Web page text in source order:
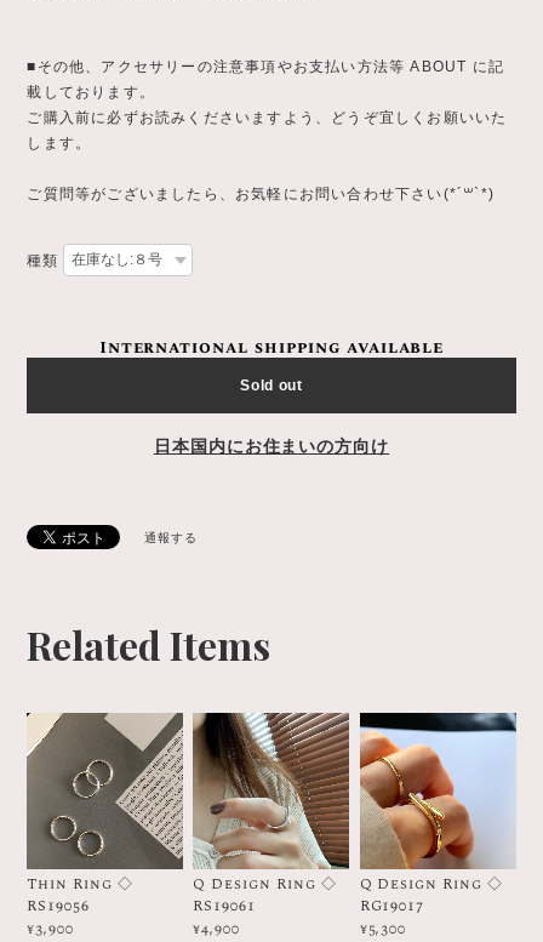
■その他、アクセサリーの注意事項やお支払い方法等 ABOUT に記
載しております。
ご購入前に必ずお読みくださいますよう、どうぞ宜しくお願いいた
します。
ご質問等がございましたら、お気軽にお問い合わせ下さい(*´꒳`*)
種類
International shipping available
Sold out
日本国内にお住まいの方向け
通報する
Related Items
Thin Ring ◇
RS19056
¥3,900
Q Design Ring ◇
RS19061
¥4,900
Q Design Ring ◇
RG19017
¥5,300